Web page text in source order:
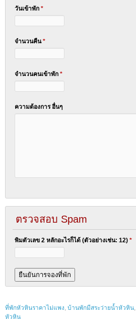
วันเข้าพัก *
จำนวนคืน*
จำนวนคนเข้าพัก *
ความต้องการ อื่นๆ
ตรวจสอบ Spam
พิมตัวเลข 2 หลักอะไรก็ได้ (ตัวอย่างเช่น: 12) *
ที่พักหัวหินราคาไม่แพง, บ้านพักมีสระว่ายน้ำหัวหิน,
หัวหิน